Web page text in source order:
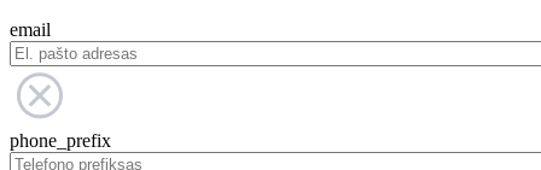
email
phone_prefix